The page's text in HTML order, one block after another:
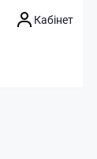
Кабінет